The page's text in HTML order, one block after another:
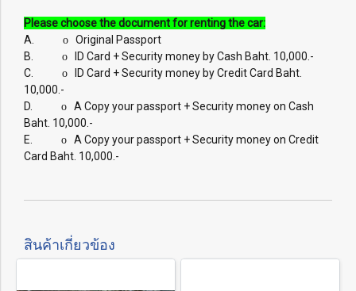
Please choose the document for renting the car:
A. o Original Passport
B. o ID Card + Security money by Cash Baht. 10,000.-
C. o ID Card + Security money by Credit Card Baht.
10,000.-
D. o A Copy your passport + Security money on Cash
Baht. 10,000.-
E. o A Copy your passport + Security money on Credit
Card Baht. 10,000.-
สินค้าเกี่ยวข้อง